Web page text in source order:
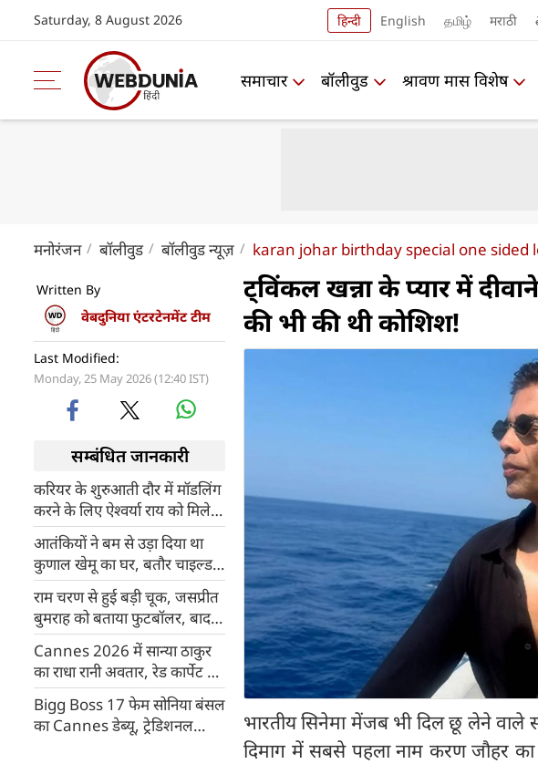
Saturday, 8 August 2026 हिन्दी English தமிழ் मराठी
समाचार बॉलीवुड श्रावण मास विशेष
मनोरंजन बॉलीवुड बॉलीवुड न्यूज़ karan johar birthday special one
Written By
वेबदुनिया एंटरटेनमेंट टीम
Last Modified:
Monday, 25 May 2026 (12:40 IST)
सम्बंधित जानकारी
करियर के शुरुआती दौर में मॉडलिंग
करने के लिए ऐश्वर्या राय को मिले थे
महज इतने रुपए
आतंकियों ने बम से उड़ा दिया था
कुणाल खेमू का घर, बतौर चाइल्ड
आर्टिस्ट रखा था इंडस्ट्री में कदम
राम चरण से हुई बड़ी चूक, जसप्रीत
बुमराह को बताया फुटबॉलर, बाद में
हाथ जोड़कर मांगी माफी
Cannes 2026 में सान्या ठाकुर
का राधा रानी अवतार, रेड कार्पेट पर
छाई भारतीय संस्कृति
Bigg Boss 17 फेम सोनिया बंसल
का Cannes डेब्यू, ट्रेडिशनल
ट्विंकल खन्ना के प्यार में
की भी की थी कोशिश!
भारतीय सिनेमा मेंजब भी दिल छू लेने वाले
दिमाग में सबसे पहला नाम करण जौहर का